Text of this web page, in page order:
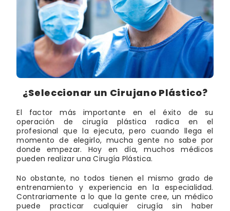
¿Seleccionar un Cirujano Plástico?
El factor más importante en el éxito de su
operación de cirugía plástica radica en el
profesional que la ejecuta, pero cuando llega el
momento de elegirlo, mucha gente no sabe por
donde empezar. Hoy en día, muchos médicos
pueden realizar una Cirugía Plástica.
No obstante, no todos tienen el mismo grado de
entrenamiento y experiencia en la especialidad.
Contrariamente a lo que la gente cree, un médico
puede practicar cualquier cirugía sin haber